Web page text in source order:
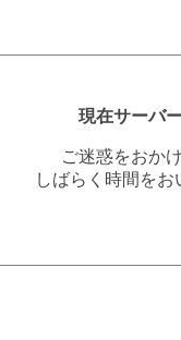
現在サーバ
ご迷惑をおか
しばらく時間を